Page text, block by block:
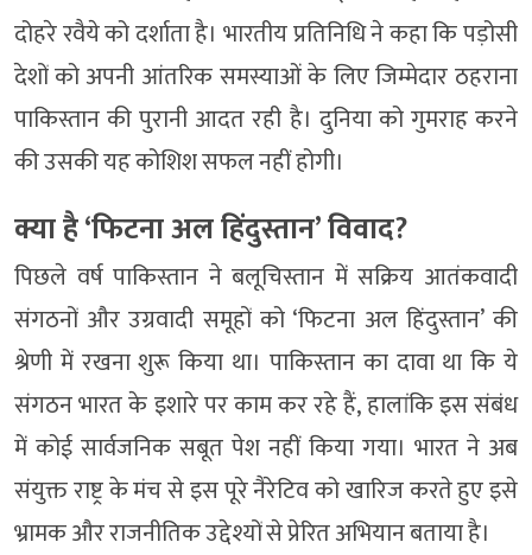
दोहरे रवैये को दर्शाता है। भारतीय प्रतिनिधि ने कहा कि पड़ोसी
देशों को अपनी आंतरिक समस्याओं के लिए जिम्मेदार ठहराना
पाकिस्तान की पुरानी आदत रही है। दुनिया को गुमराह करने
की उसकी यह कोशिश सफल नहीं होगी।
क्या है ‘फिटना अल हिंदुस्तान’ विवाद?
पिछले वर्ष पाकिस्तान ने बलूचिस्तान में सक्रिय आतंकवादी
संगठनों और उग्रवादी समूहों को ‘फिटना अल हिंदुस्तान’ की
श्रेणी में रखना शुरू किया था। पाकिस्तान का दावा था कि ये
संगठन भारत के इशारे पर काम कर रहे हैं, हालांकि इस संबंध
में कोई सार्वजनिक सबूत पेश नहीं किया गया। भारत ने अब
संयुक्त राष्ट्र के मंच से इस पूरे नैरेटिव को खारिज करते हुए इसे
भ्रामक और राजनीतिक उद्देश्यों से प्रेरित अभियान बताया है।